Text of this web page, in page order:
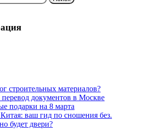
строительных материалов?
документов в Москве
подарки на 8 марта
ваш гид по сношения без.
будет двери?